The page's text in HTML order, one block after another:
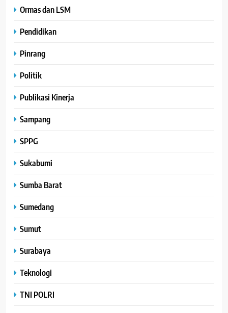
Ormas dan LSM
Pendidikan
Pinrang
Politik
Publikasi Kinerja
Sampang
SPPG
Sukabumi
Sumba Barat
Sumedang
Sumut
Surabaya
Teknologi
TNI POLRI